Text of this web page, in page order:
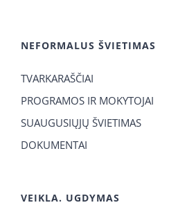
NEFORMALUS ŠVIETIMAS
TVARKARAŠČIAI
PROGRAMOS IR MOKYTOJAI
SUAUGUSIŲJŲ ŠVIETIMAS
DOKUMENTAI
VEIKLA. UGDYMAS